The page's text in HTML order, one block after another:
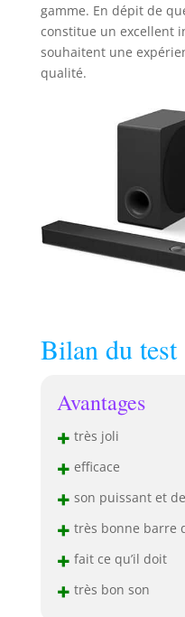
gamme. En dépit de
constitue un excellent
souhaitent une
qualité.
Bilan du test
Avantages
+ très joli
+ efficace
+ son puissant et
+ très bonne barre
+ fait ce qu’il doit
+ très bon son